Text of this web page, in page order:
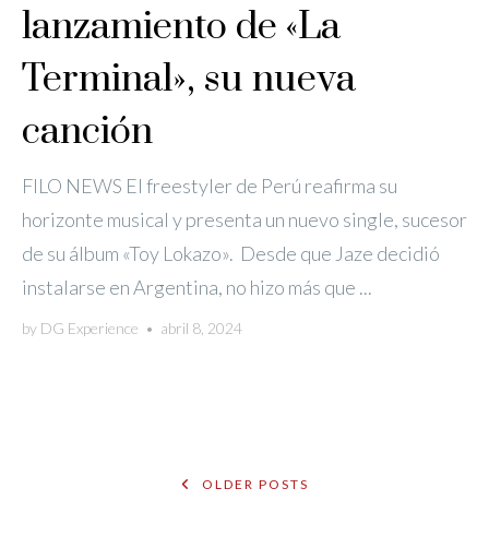
lanzamiento de «La
Terminal», su nueva
canción
FILO NEWS El freestyler de Perú reafirma su
horizonte musical y presenta un nuevo single, sucesor
de su álbum «Toy Lokazo». Desde que Jaze decidió
instalarse en Argentina, no hizo más que ...
by DG Experience • abril 8, 2024
POSTS
OLDER POSTS